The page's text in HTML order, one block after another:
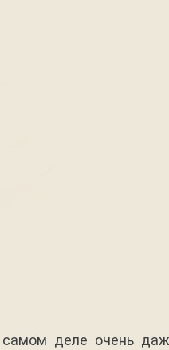
деле очень